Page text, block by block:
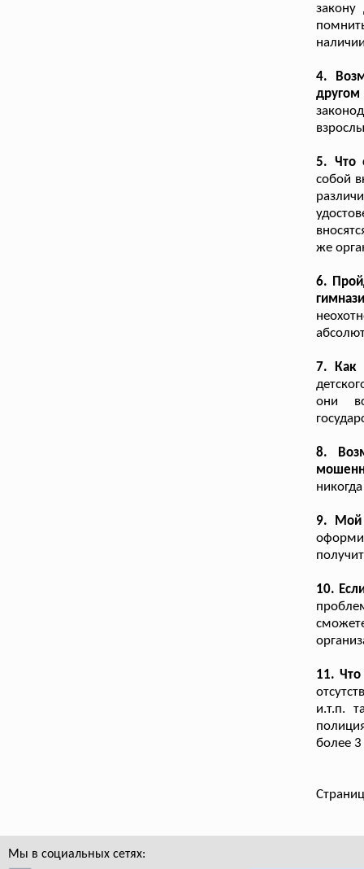
4.
5. Что
собой
же
6.
7. Как
они
8.
9. Мой
10.
11. Что
и.т.п.
более
Мы в социальных сетях: